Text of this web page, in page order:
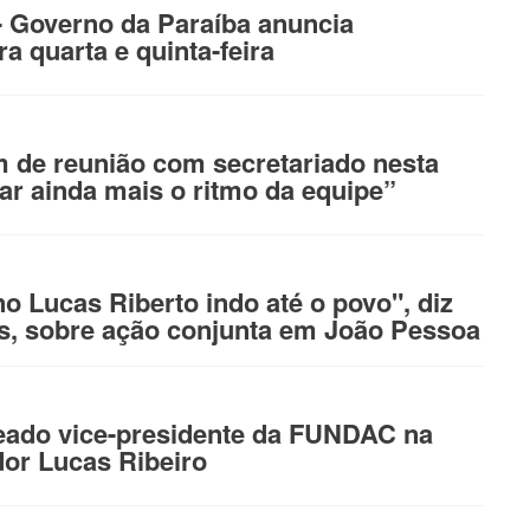
Governo da Paraíba anuncia
quarta e quinta-feira
de reunião com secretariado nesta
ainda mais o ritmo da equipe”
Lucas Riberto indo até o povo", diz
sobre ação conjunta em João Pessoa
vice-presidente da FUNDAC na
Lucas Ribeiro